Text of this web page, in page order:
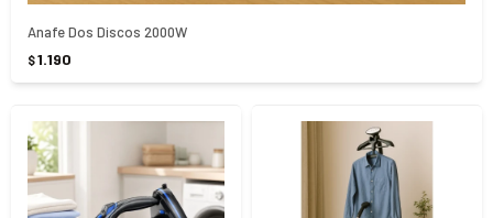
Anafe Dos Discos 2000W
$1.190